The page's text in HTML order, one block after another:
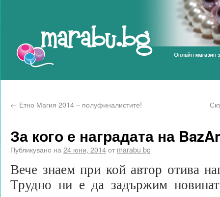
← Етно Магия 2014 – полуфиналистите!
За кого е наградата на
Публикувано на 24 юни, 2014от marabu bg
Вече знаем при кой автор отива
Трудно ни е да задържим